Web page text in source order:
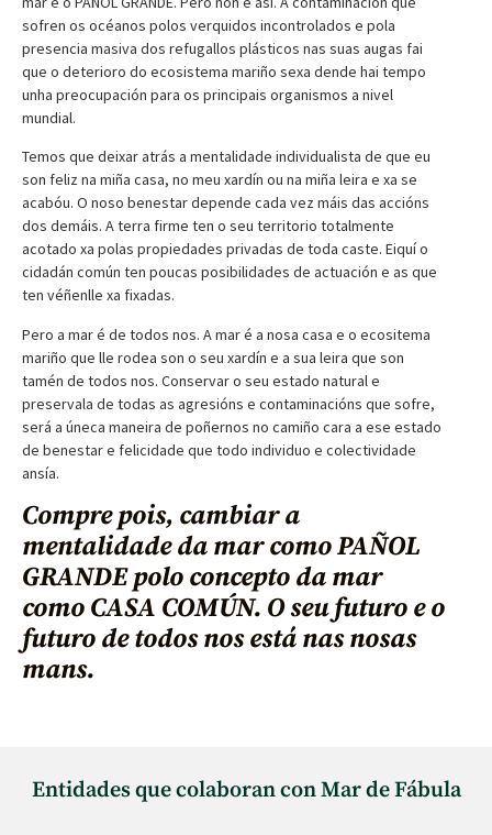
sofren os océanos polos verquidos incontrolados e pola
presencia masiva dos refugallos plásticos nas suas augas fai
que o deterioro do ecosistema mariño sexa dende hai tempo
unha preocupación para os principais organismos a nivel
mundial.
Temos que deixar atrás a mentalidade individualista de que eu
son feliz na miña casa, no meu xardín ou na miña leira e xa se
acabóu. O noso benestar depende cada vez máis das accións
dos demáis. A terra firme ten o seu territorio totalmente
acotado xa polas propiedades privadas de toda caste. Eiquí o
cidadán común ten poucas posibilidades de actuación e as que
ten véñenlle xa fixadas.
Pero a mar é de todos nos. A mar é a nosa casa e o ecositema
mariño que lle rodea son o seu xardín e a sua leira que son
tamén de todos nos. Conservar o seu estado natural e
preservala de todas as agresións e contaminacións que sofre,
será a úneca maneira de poñernos no camiño cara a ese estado
de benestar e felicidade que todo individuo e colectividade
ansía.
Compre pois, cambiar a
mentalidade da mar como PAÑOL
GRANDE polo concepto da mar
como CASA COMÚN. O seu futuro e o
futuro de todos nos está nas nosas
mans.
Entidades que colaboran con Mar de Fábula